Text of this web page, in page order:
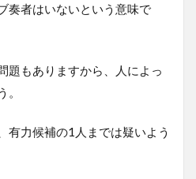
奏者はいないという意味で
題もありますから、人によっ
有力候補の1人までは疑いよう